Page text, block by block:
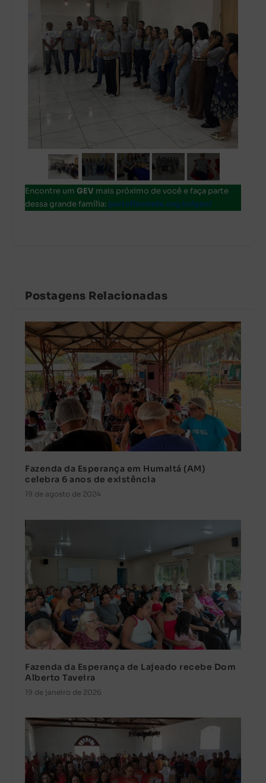
Encontre umGEV mais próximo de você e faça parte
dessa grande família: portalfazenda.org.br/gev/
Postagens Relacionadas
Fazenda da Esperança em Humaitá (AM)
celebra 6 anos de existência
19 de agosto de 2024
Fazenda da Esperança de Lajeado recebe Dom
Alberto Taveira
19 de janeiro de 2026